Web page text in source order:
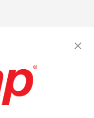
d'utilisation
| Plan du site